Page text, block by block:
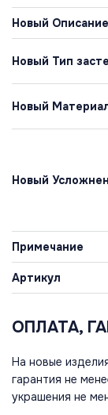
Новый
Новый Тип
Новый
Новый
Примечание
Артикул
ОПЛАТА,
На новые
гарантия не
украшения не